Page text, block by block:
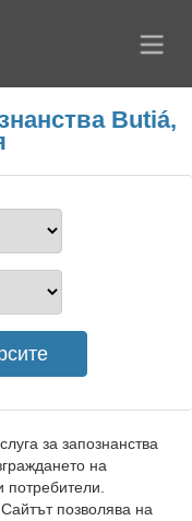
Butiá,
за запознанства
на
позволява на